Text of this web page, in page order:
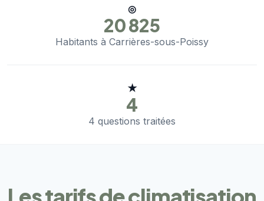
◎
20 825
Habitants à Carrières-sous-Poissy
★
4
4 questions traitées